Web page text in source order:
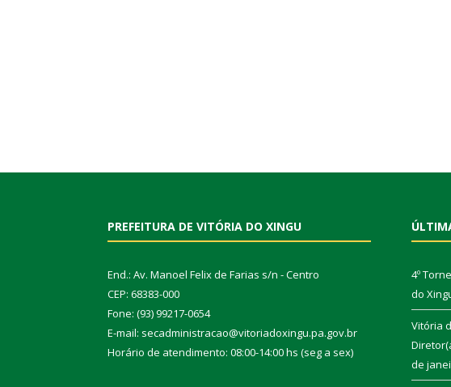
PREFEITURA DE VITÓRIA DO XINGU
End.: Av. Manoel Felix de Farias s/n - Centro
CEP: 68383-000
Fone: (93) 99217-0654
E-mail: secadministracao@vitoriadoxingu.pa.gov.br
Horário de atendimento: 08:00-14:00 hs (seg a sex)
4º
do
Vitória
de